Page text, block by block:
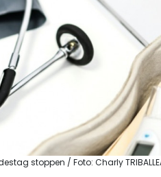
stoppen / Foto: Charly